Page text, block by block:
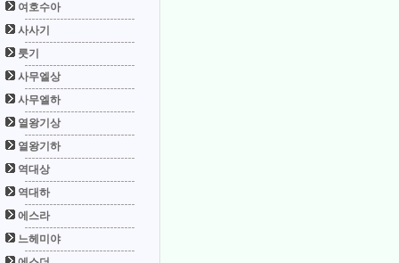
여호수아
사사기
룻기
사무엘상
사무엘하
열왕기상
열왕기하
역대상
역대하
에스라
느헤미야